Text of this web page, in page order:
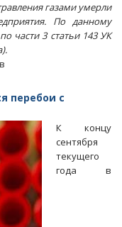
газами умерли
По данному
части 3 статьи 143 УК
перебои с
К концу
сентября
текущего
года в